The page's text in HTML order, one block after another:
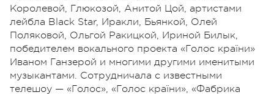
Королевой, Глюкозой, Анитой Цой, артистами
лейбла Black Star, Иракли, Бьянкой, Олей
Поляковой, Ольгой Ракицкой, Ириной Билык,
победителем вокального проекта «Голос країни»
Иваном Ганзерой и многими другими именитыми
музыкантами. Сотрудничала с известными
телешоу — «Голос», «Голос країни», «Фабрика